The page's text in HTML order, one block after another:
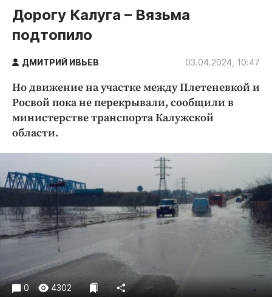
Обнинск
Новости компаний
Статьи
Народные новости
Благоустройство
Криминал
Культура
Недвижимость и ЖКХ
Образование
Общество
Погода
Праздники
Происшествия
Спорт
Экономика и бизнес
Дорогу Калуга – Вязьма
подтопило
ДМИТРИЙ ИВЬЕВ 03.04.2024, 10:47
Но движение на участке между Плетеневкой и
Росвой пока не перекрывали, сообщили в
министерстве транспорта Калужской
области.
0 4302